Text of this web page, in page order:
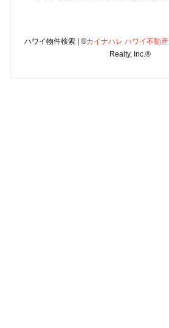
ハワイ物件検索 | ®カイナハレ ハワイ不動産
Realty, Inc.®